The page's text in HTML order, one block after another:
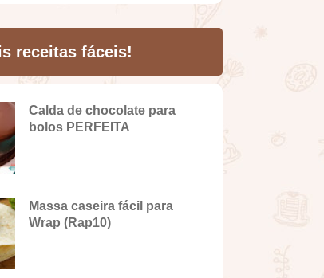
receitas fáceis!
Calda de chocolate para
bolos PERFEITA
Massa caseira fácil para
Wrap (Rap10)